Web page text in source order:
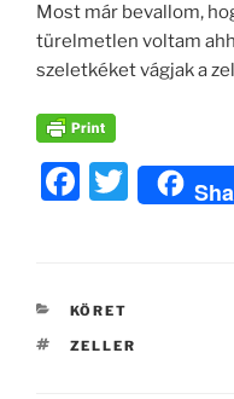
Most már bevallom,
türelmetlen voltam
szeletkéket vágjak a
F
e
b
T
w
KATEGÓRIÁK
KÖRET
CÍMKÉK
ZELLER